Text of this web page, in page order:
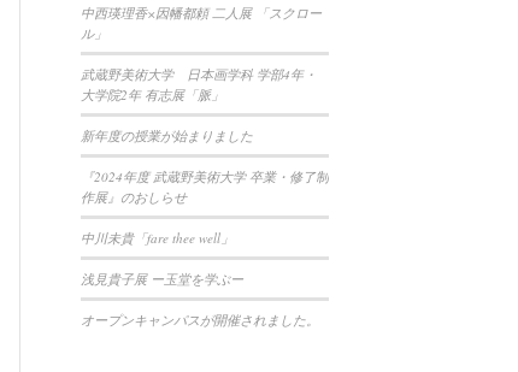
中西瑛理香×因幡都頼 二人展 「スクロー
ル」
武蔵野美術大学 日本画学科 学部4年・
大学院2年 有志展「脈」
新年度の授業が始まりました
『2024年度 武蔵野美術大学 卒業・修了制
作展』のおしらせ
中川未貴「fare thee well」
浅見貴子展 ー玉堂を学ぶー
オープンキャンパスが開催されました。